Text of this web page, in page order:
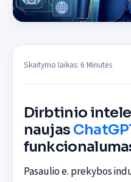
Skaitymo laikas: 6 Minutės
Dirbtinio
naujas
Pasaulio e. prekybos